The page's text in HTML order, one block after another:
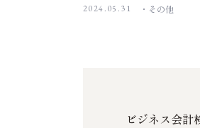
2024.05.31 その他
ビジネス会計